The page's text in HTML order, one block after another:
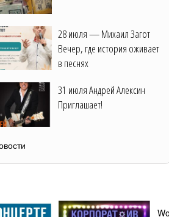
28 июля — Михаил Загот
Вечер, где история оживает
в песнях
31 июля Андрей Алексин
Приглашает!